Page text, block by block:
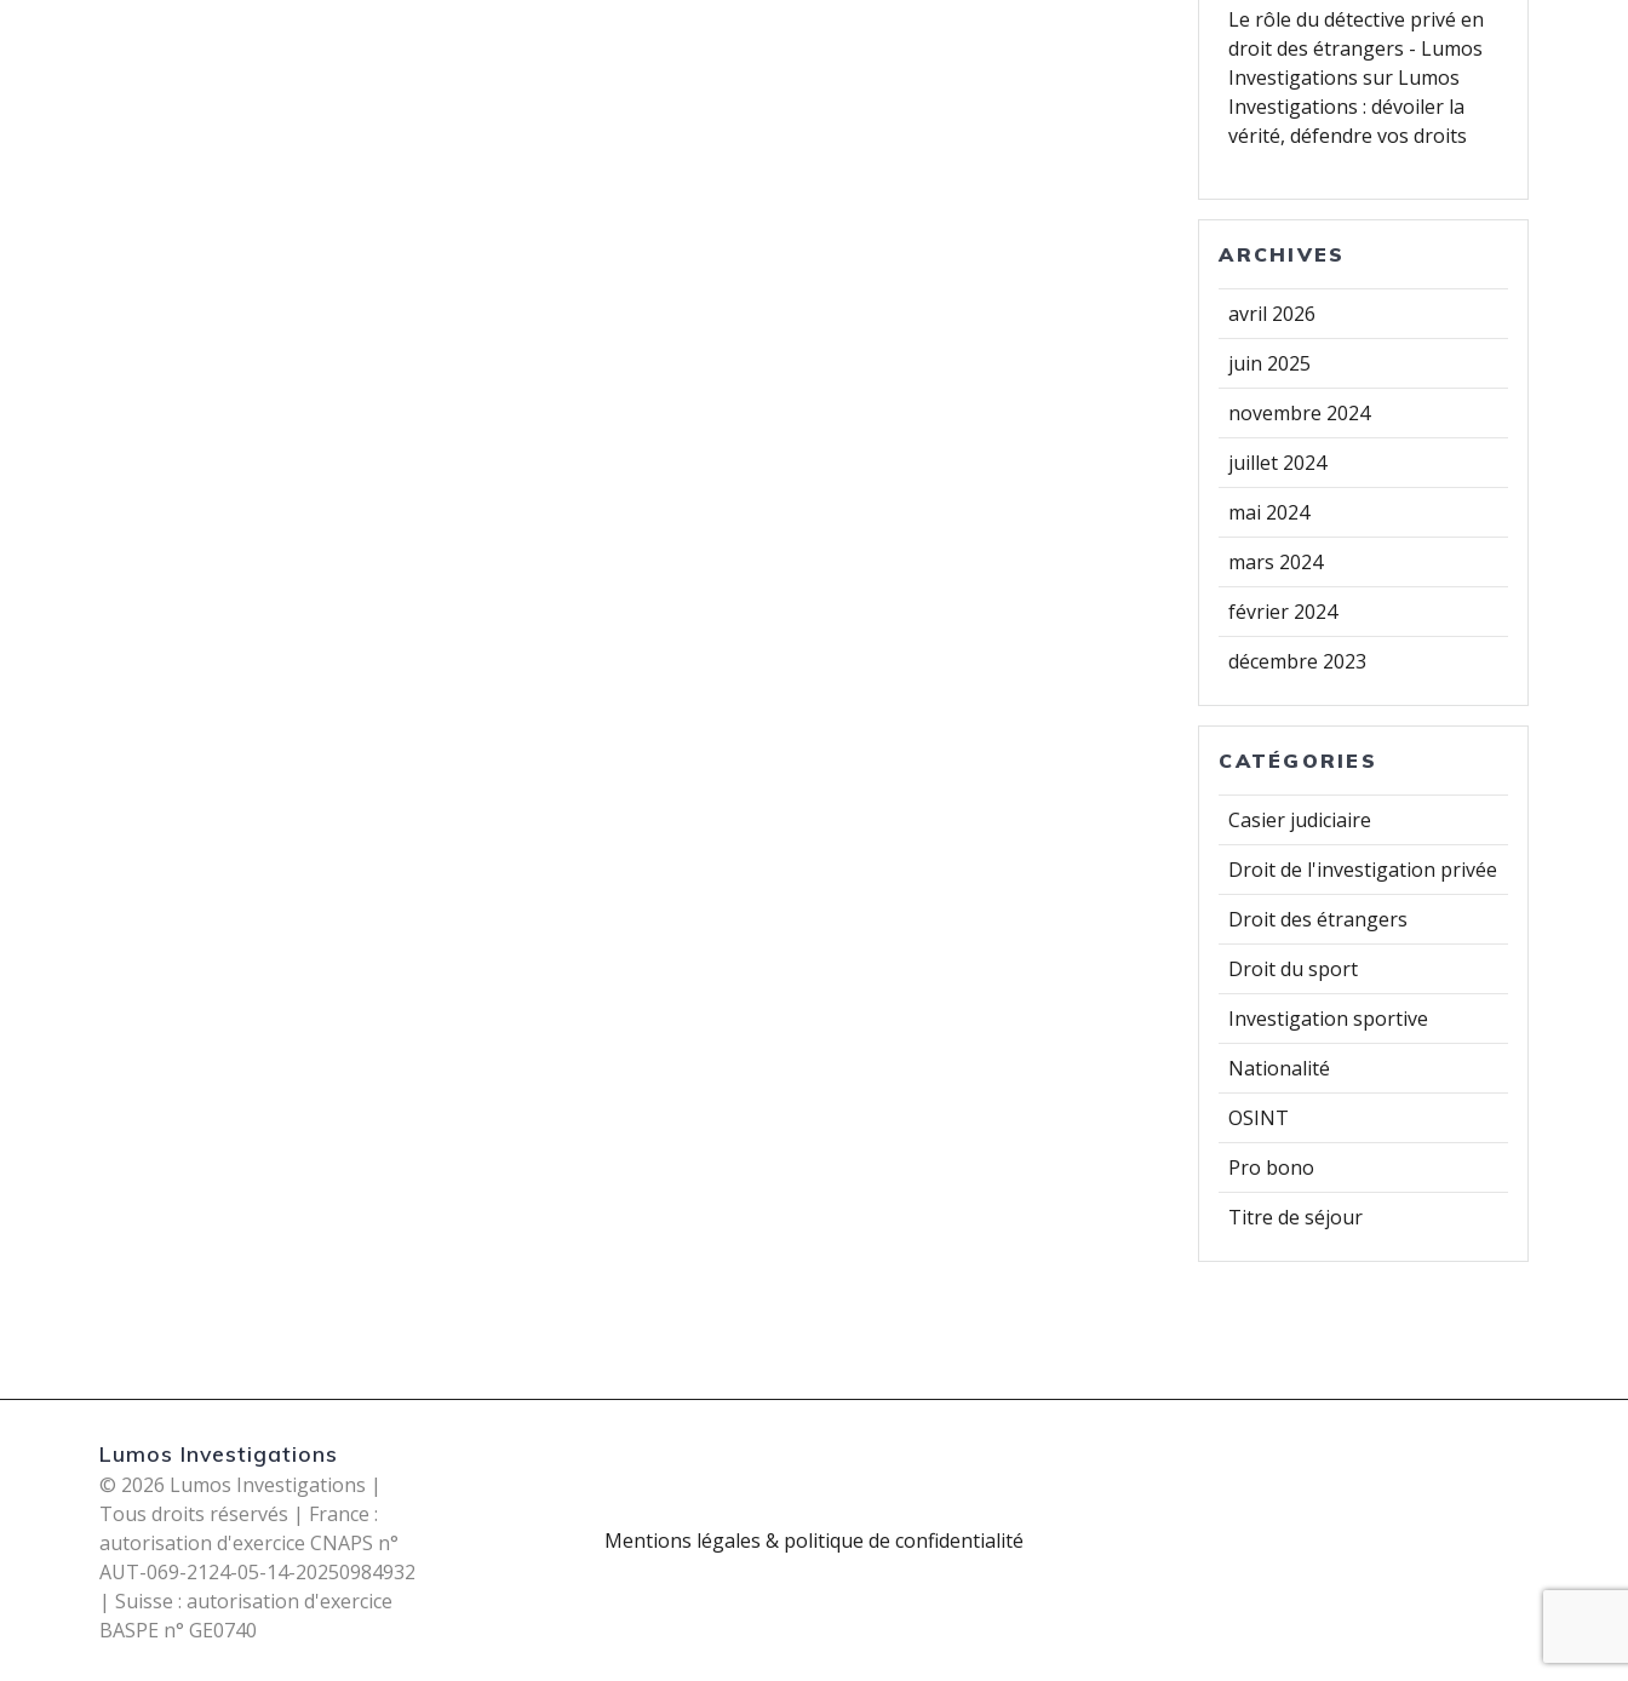
Le rôle du détective privé en
droit des étrangers - Lumos
Investigations sur Lumos
Investigations : dévoiler la
vérité, défendre vos droits
ARCHIVES
avril 2026
juin 2025
novembre 2024
juillet 2024
mai 2024
mars 2024
février 2024
décembre 2023
CATÉGORIES
Casier judiciaire
Droit de l'investigation privée
Droit des étrangers
Droit du sport
Investigation sportive
Nationalité
OSINT
Pro bono
Titre de séjour
Lumos Investigations
© 2026 Lumos Investigations |
Tous droits réservés | France :
autorisation d'exercice CNAPS n°
AUT-069-2124-05-14-20250984932
| Suisse : autorisation d'exercice
BASPE n° GE0740
Mentions légales & politique de confidentialité